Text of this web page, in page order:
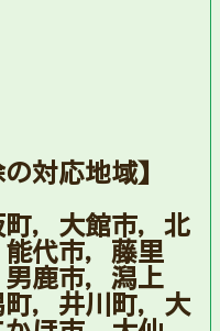
対応地域】
，大館市，北
代市，藤里
鹿市，潟上
，井川町，大